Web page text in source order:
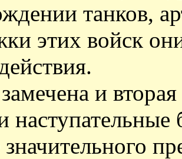
танков,
этих войск
и